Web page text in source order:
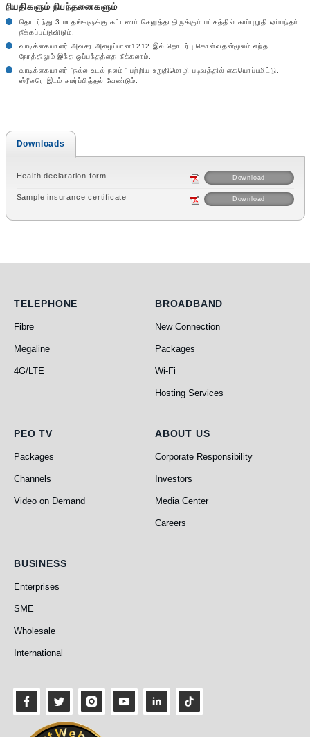
நியதிகளும் நிபந்தனைகளும்
தொடர்ந்து 3 மாதங்களுக்கு கட்டணம் செலுத்தாதிருக்கும் பட்சத்தில் காப்புறுதி ஒப்பந்தம்
நீக்கப்பட்டுவிடும்.
வாடிக்கையாளர் அவசர அழைப்பான1212 இல் தொடர்பு கொள்வதன்மூலம் எந்த
நேரத்திலும் இந்த ஒப்பந்தத்தை நீக்கலாம்.
வாடிக்கையாளர் 'நல்ல உடல் நலம் ' பற்றிய உறுதிமொழி படிவத்தில் கையொப்பமிட்டு,
ஸ்ரீலரெ இடம் சமர்ப்பித்தல் வேண்டும்.
Downloads
Health declaration form Download
Sample insurance certificate Download
Telephone
TELEPHONE
Fibre
Megaline
4G/LTE
Broadband
BROADBAND
New Connection
Packages
Wi-Fi
Hosting Services
PEO TV
PEO TV
Packages
Channels
Video on Demand
About Us
ABOUT US
Corporate Responsibility
Investors
Media Center
Careers
Business
BUSINESS
Enterprises
SME
Wholesale
International